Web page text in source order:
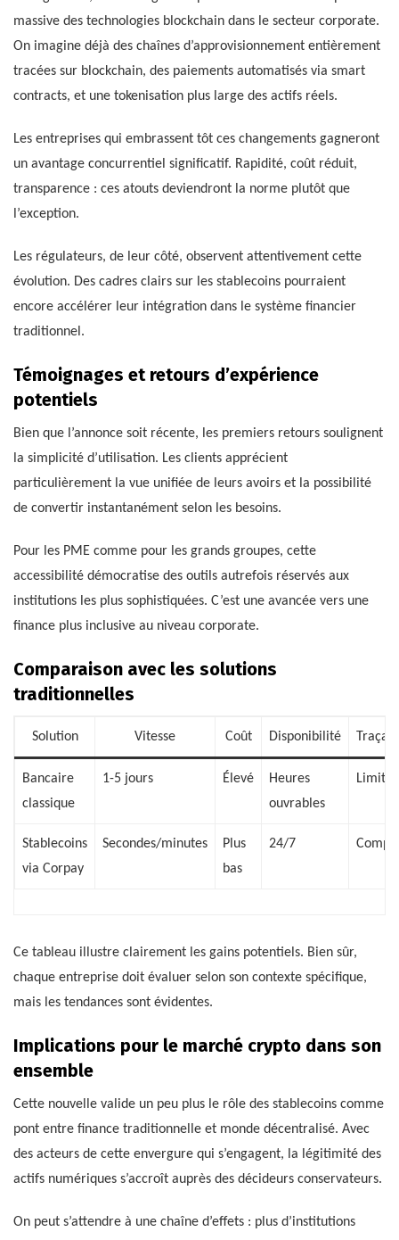
massive des technologies blockchain dans le secteur corporate.
On imagine déjà des chaînes d’approvisionnement entièrement
tracées sur blockchain, des paiements automatisés via smart
contracts, et une tokenisation plus large des actifs réels.
Les entreprises qui embrassent tôt ces changements gagneront
un avantage concurrentiel significatif. Rapidité, coût réduit,
transparence : ces atouts deviendront la norme plutôt que
l’exception.
Les régulateurs, de leur côté, observent attentivement cette
évolution. Des cadres clairs sur les stablecoins pourraient
encore accélérer leur intégration dans le système financier
traditionnel.
Témoignages et retours d’expérience
potentiels
Bien que l’annonce soit récente, les premiers retours soulignent
la simplicité d’utilisation. Les clients apprécient
particulièrement la vue unifiée de leurs avoirs et la possibilité
de convertir instantanément selon les besoins.
Pour les PME comme pour les grands groupes, cette
accessibilité démocratise des outils autrefois réservés aux
institutions les plus sophistiquées. C’est une avancée vers une
finance plus inclusive au niveau corporate.
Comparaison avec les solutions
traditionnelles
Solution Vitesse Coût Disponibilité
Bancaire
classique
1-5 jours Élevé
Heures
ouvrables
Limité
Stablecoins
via Corpay
Secondes/minutes
Plus
bas
24/7
Ce tableau illustre clairement les gains potentiels. Bien sûr,
chaque entreprise doit évaluer selon son contexte spécifique,
mais les tendances sont évidentes.
Implications pour le marché crypto dans son
ensemble
Cette nouvelle valide un peu plus le rôle des stablecoins comme
pont entre finance traditionnelle et monde décentralisé. Avec
des acteurs de cette envergure qui s’engagent, la légitimité des
actifs numériques s’accroît auprès des décideurs conservateurs.
On peut s’attendre à une chaîne d’effets : plus d’institutions